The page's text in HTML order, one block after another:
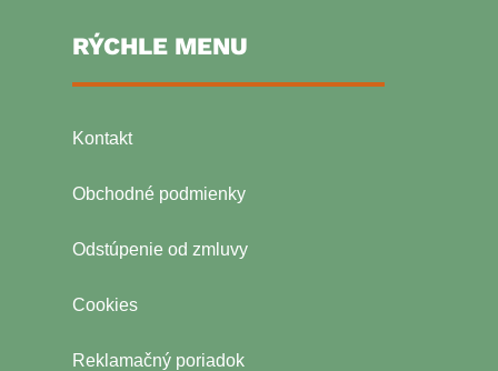
RÝCHLE MENU
Kontakt
Obchodné podmienky
Odstúpenie od zmluvy
Cookies
Reklamačný poriadok